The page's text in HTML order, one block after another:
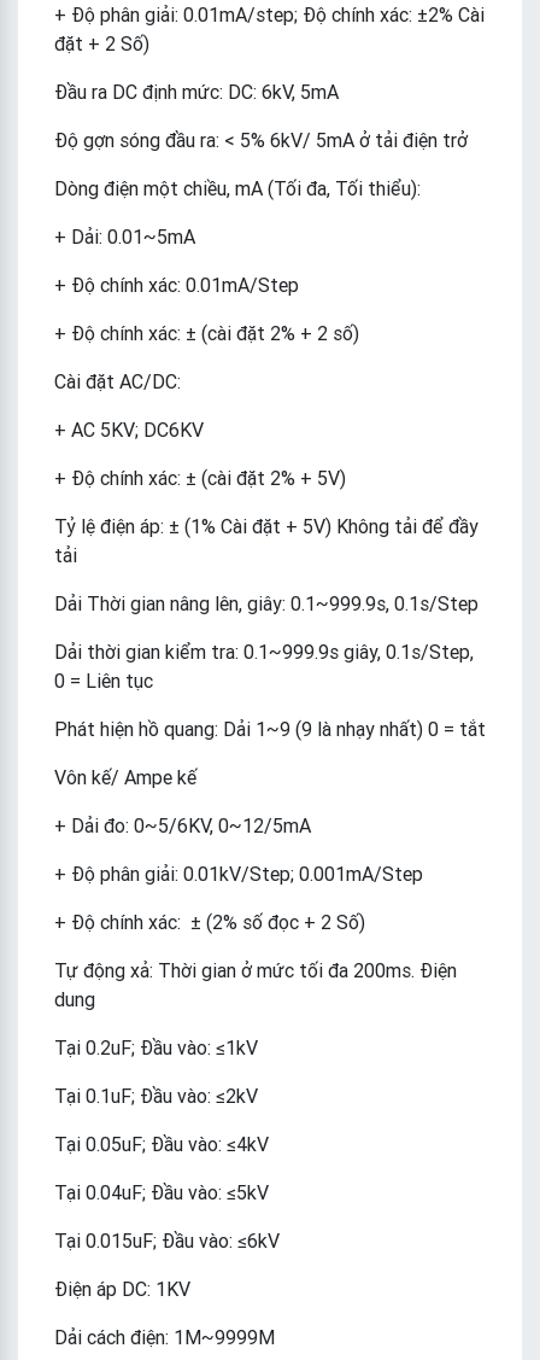
+ Độ phân giải: 0.01mA/step; Độ chính xác: ±2% Cài
đặt + 2 Số)
Đầu ra DC định mức: DC: 6kV, 5mA
Độ gợn sóng đầu ra: < 5% 6kV/ 5mA ở tải điện trở
Dòng điện một chiều, mA (Tối đa, Tối thiểu):
+ Dải: 0.01~5mA
+ Độ chính xác: 0.01mA/Step
+ Độ chính xác: ± (cài đặt 2% + 2 số)
Cài đặt AC/DC:
+ AC 5KV; DC6KV
+ Độ chính xác: ± (cài đặt 2% + 5V)
Tỷ lệ điện áp: ± (1% Cài đặt + 5V) Không tải để đầy
tải
Dải Thời gian nâng lên, giây: 0.1~999.9s, 0.1s/Step
Dải thời gian kiểm tra: 0.1~999.9s giây, 0.1s/Step,
0 = Liên tục
Phát hiện hồ quang: Dải 1~9 (9 là nhạy nhất) 0 = tắt
Vôn kế/ Ampe kế
+ Dải đo: 0~5/6KV, 0~12/5mA
+ Độ phân giải: 0.01kV/Step; 0.001mA/Step
+ Độ chính xác: ± (2% số đọc + 2 Số)
Tự động xả: Thời gian ở mức tối đa 200ms. Điện
dung
Tại 0.2uF; Đầu vào: ≤1kV
Tại 0.1uF; Đầu vào: ≤2kV
Tại 0.05uF; Đầu vào: ≤4kV
Tại 0.04uF; Đầu vào: ≤5kV
Tại 0.015uF; Đầu vào: ≤6kV
Điện áp DC: 1KV
Dải cách điện: 1M~9999M